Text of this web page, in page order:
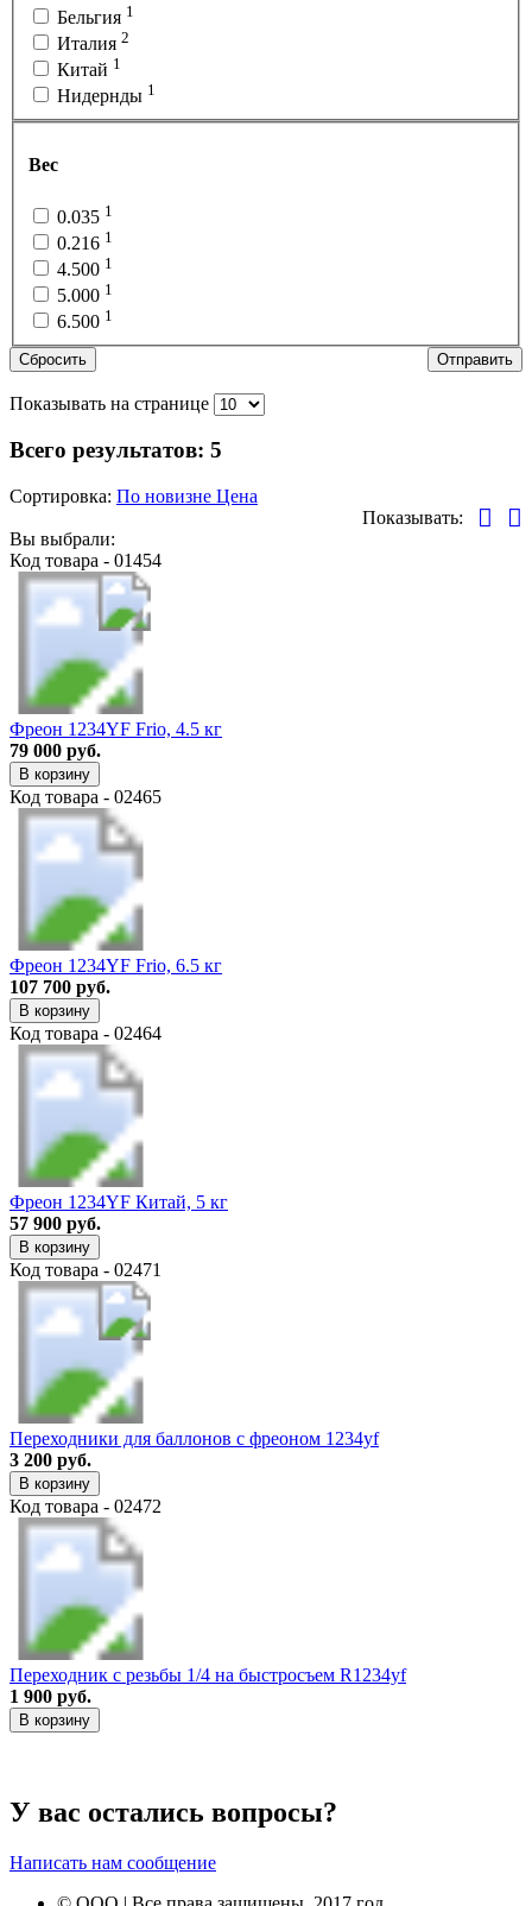
Бельгия 1
Италия 2
Китай 1
Нидернды 1
Вес
0.035 1
0.216 1
4.500 1
5.000 1
6.500 1
Сбросить Отправить
Показывать на странице
Всего результатов: 5
Сортировка: По новизне Цена
Показывать:
Вы выбрали:
Код товара - 01454
Фреон 1234YF Frio, 4.5 кг
79 000 руб.
В корзину
Код товара - 02465
Фреон 1234YF Frio, 6.5 кг
107 700 руб.
В корзину
Код товара - 02464
Фреон 1234YF Китай, 5 кг
57 900 руб.
В корзину
Код товара - 02471
Переходники для баллонов с фреоном 1234yf
3 200 руб.
В корзину
Код товара - 02472
Переходник с резьбы 1/4 на быстросъем R1234yf
1 900 руб.
В корзину
У вас остались вопросы?
Написать нам сообщение